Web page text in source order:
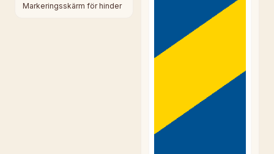
Markeringsskärm för hinder